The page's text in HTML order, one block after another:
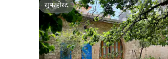
सुपरहोस्ट
सुपरहोस्ट